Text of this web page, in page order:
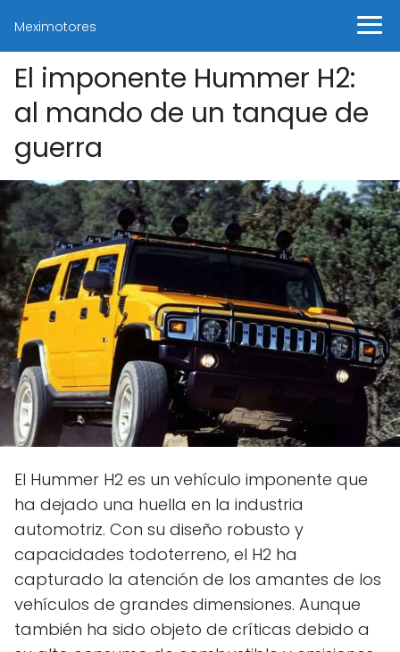
Meximotores
El imponente Hummer H2:
al mando de un tanque de
guerra
El Hummer H2 es un vehículo imponente que
ha dejado una huella en la industria
automotriz. Con su diseño robusto y
capacidades todoterreno, el H2 ha
capturado la atención de los amantes de los
vehículos de grandes dimensiones. Aunque
también ha sido objeto de críticas debido a